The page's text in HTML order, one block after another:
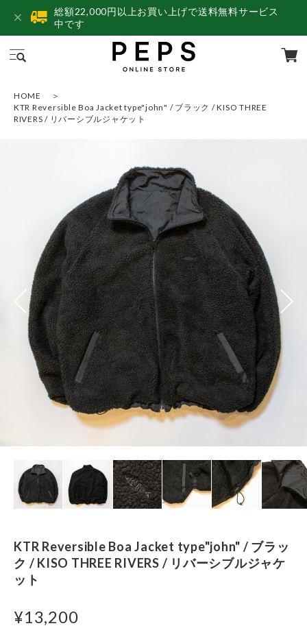
総額22,000円以上お買い上げで送料無料サービス
中です
HOME
KTR Reversible Boa Jacket type"john" / ブラック / KISO THREE
RIVERS / リバーシブルジャケット
KTR Reversible Boa Jacket type"john" / ブラッ
ク / KISO THREE RIVERS / リバーシブルジャケ
ット
¥13,200